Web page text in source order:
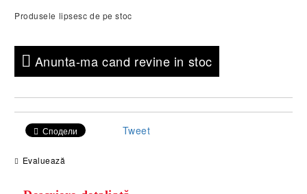
Produsele lipsesc de pe stoc
Anunta-ma cand revine in stoc
Сподели Tweet
Evaluează